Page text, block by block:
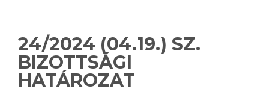
24/2024 (04.19.) SZ.
BIZOTTSÁGI
HATÁROZAT